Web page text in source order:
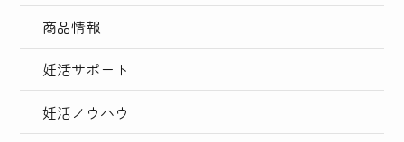
商品情報
妊活サポート
妊活ノウハウ